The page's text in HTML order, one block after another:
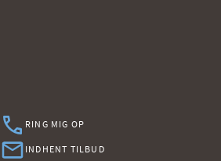
RING MIG OP
INDHENT TILBUD